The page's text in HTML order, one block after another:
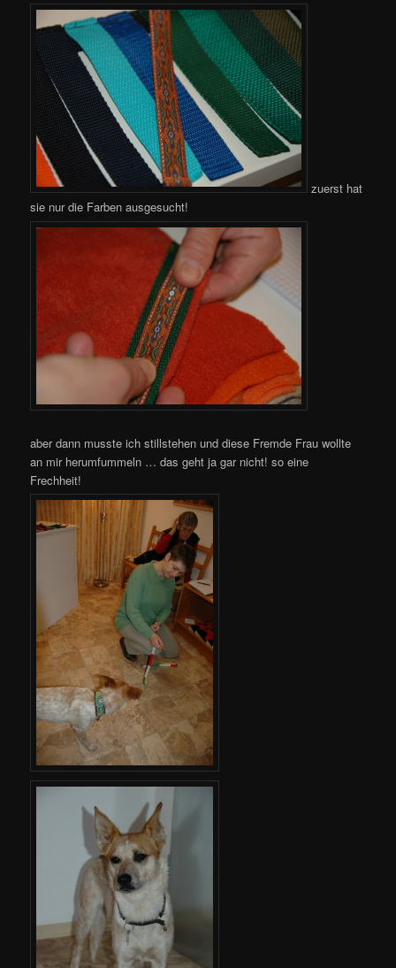
zuerst hat
sie nur die Farben ausgesucht!
aber dann musste ich stillstehen und diese Fremde Frau wollte
an mir herumfummeln … das geht ja gar nicht! so eine
Frechheit!